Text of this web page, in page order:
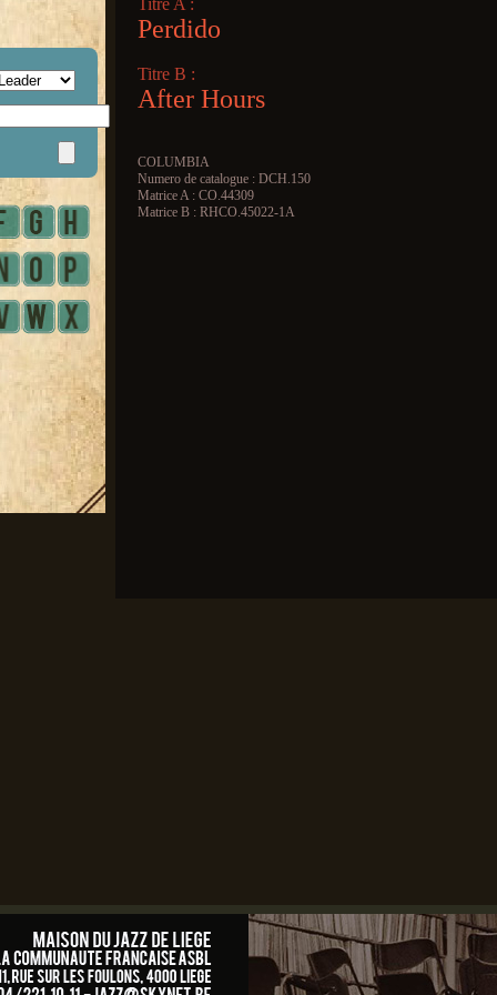
Titre A :
Perdido
Titre B :
After Hours
COLUMBIA
Numero de catalogue : DCH.150
Matrice A : CO.44309
Matrice B : RHCO.45022-1A